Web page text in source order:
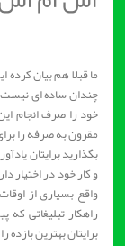
ما قبلا هم بیان کرده
چندان ساده ای نیست
خود را صرف انجام
مقرون به صرفه را
بگذارید برایتان
و کار خود در اختیار
واقع بسیاری از
راهکار تبلیغاتی
برایتان بهترین بازده